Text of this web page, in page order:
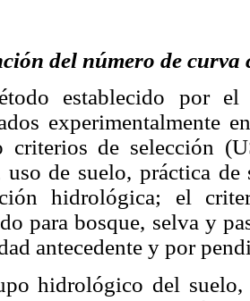
del número de curva
establecido por
experimentalmente
criterios de selección
uso de suelo, práctica
hidrológica; el
para bosque, selva y
antecedente y por
hidrológico del